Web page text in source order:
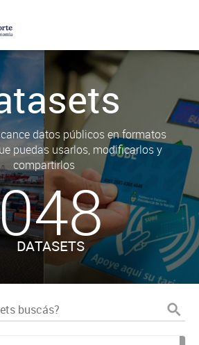
datos públicos en formatos
puedas usarlos, modificarlos y
compartirlos
DATASETS